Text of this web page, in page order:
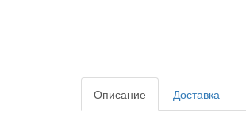
Описание
Доставка